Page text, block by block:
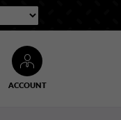
ACCOUNT